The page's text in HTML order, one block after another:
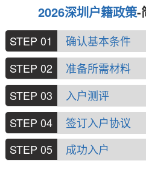
2026深圳户籍政策-
STEP 01
确认基本条件
STEP 02
准备所需材料
STEP 03
入户测评
STEP 04
签订入户协议
STEP 05
成功入户